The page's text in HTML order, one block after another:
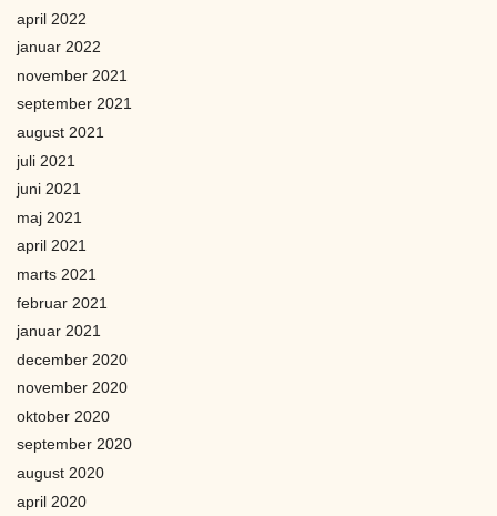
april 2022
januar 2022
november 2021
september 2021
august 2021
juli 2021
juni 2021
maj 2021
april 2021
marts 2021
februar 2021
januar 2021
december 2020
november 2020
oktober 2020
september 2020
august 2020
april 2020